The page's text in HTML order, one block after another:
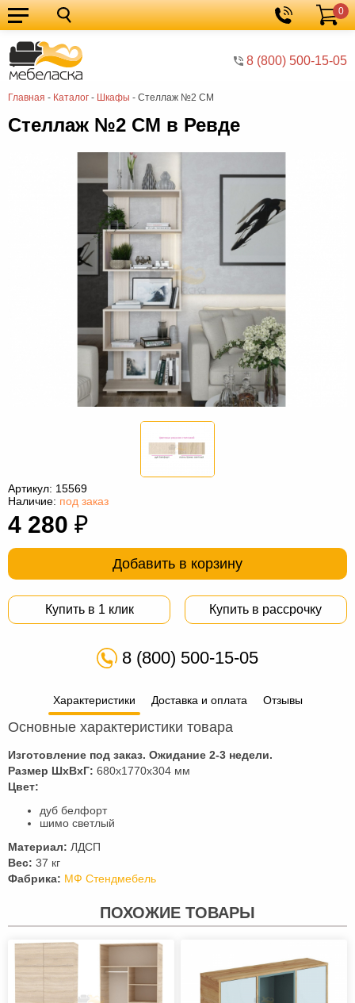
8 (800) 500-15-05
Корзина
0
Главная - Каталог - Шкафы - Стеллаж №2 СМ
Кухонные
гарнитуры
Мебель
для
кухни
Мебель
для
спальни
Кровати
Шкафы
Кресла-
мешки
Мебель
из
Садовая
оборудование
Стеллаж №2 СМ в Ревде
Артикул: 15569
Наличие: под заказ
4 280 ₽
Добавить в корзину
Купить в 1 клик Купить в рассрочку
8 (800) 500-15-05
Характеристики Доставка и оплата Отзывы
Основные характеристики товара
Изготовление под заказ. Ожидание 2-3 недели.
Размер ШхВхГ: 680х1770х304 мм
Цвет:
дуб белфорт
шимо светлый
Материал: ЛДСП
Вес: 37 кг
Фабрика: МФ Стендмебель
ПОХОЖИЕ ТОВАРЫ